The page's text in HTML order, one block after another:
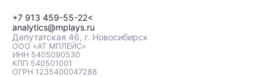
+7 913 459-55-22<
analytics@mplays.ru
Депутатская 46, г. Новосибирск
OOO «АТ МПЛЕЙС»
ИНН 5405090530
КПП 540501001
ОГРН 1235400047288